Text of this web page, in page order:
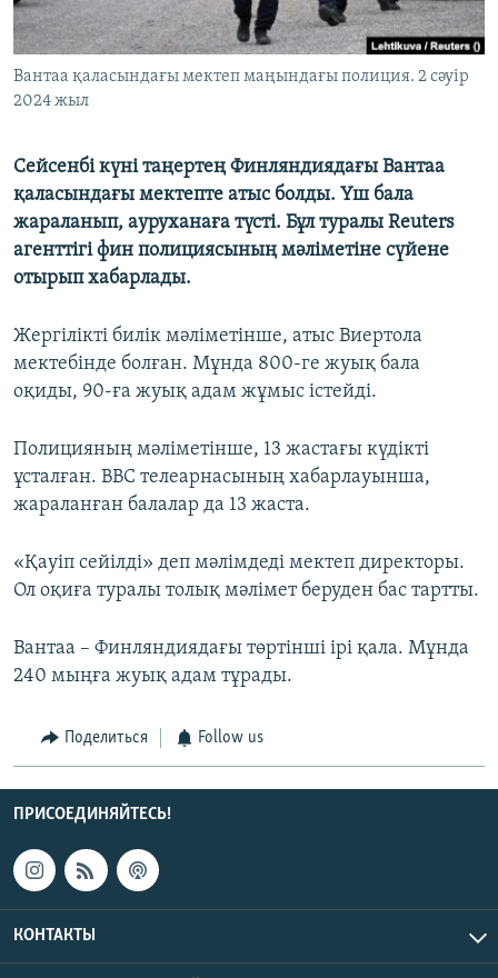
Вантаа қаласындағы мектеп маңындағы полиция. 2 сәуір
2024 жыл
Сейсенбі күні таңертең Финляндиядағы Вантаа
қаласындағы мектепте атыс болды. Үш бала
жараланып, ауруханаға түсті. Бұл туралы Reuters
агенттігі фин полициясының мәліметіне сүйене
отырып хабарлады.
Жергілікті билік мәліметінше, атыс Виертола
мектебінде болған. Мұнда 800-ге жуық бала
оқиды, 90-ға жуық адам жұмыс істейді.
Полицияның мәліметінше, 13 жастағы күдікті
ұсталған. BBC телеарнасының хабарлауынша,
жараланған балалар да 13 жаста.
«Қауіп сейілді» деп мәлімдеді мектеп директоры.
Ол оқиға туралы толық мәлімет беруден бас тартты.
Вантаа – Финляндиядағы төртінші ірі қала. Мұнда
240 мыңға жуық адам тұрады.
Поделиться Follow us
ПРИСОЕДИНЯЙТЕСЬ!
КОНТАКТЫ